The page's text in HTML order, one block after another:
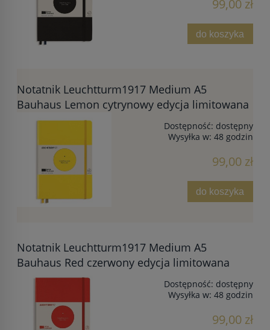
99,00 zł
do koszyka
Notatnik Leuchtturm1917 Medium A5
Bauhaus Lemon cytrynowy edycja limitowana
Dostępność: dostępny
Wysyłka w: 48 godzin
99,00 zł
do koszyka
Notatnik Leuchtturm1917 Medium A5
Bauhaus Red czerwony edycja limitowana
Dostępność: dostępny
Wysyłka w: 48 godzin
99,00 zł